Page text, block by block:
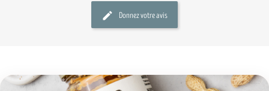
Donnez votre avis